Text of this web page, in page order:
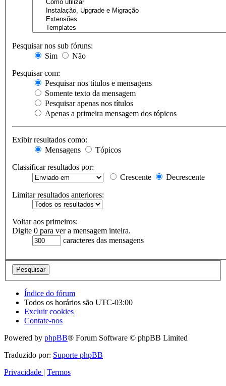
Pesquisar nos sub fóruns:
Sim
Não
Pesquisar com:
Pesquisar nos títulos e mensagens
Somente texto da mensagem
Pesquisar apenas nos títulos
Apenas a primeira mensagem dos tópicos
Exibir resultados como:
Mensagens
Tópicos
Classificar resultados por:
Crescente
Decrescente
Limitar resultados anteriores:
Voltar aos primeiros:
Digite 0 para ver a mensagem inteira.
caracteres das mensagens
Índice do fórum
Todos os horários são UTC-03:00
Excluir cookies
Contate-nos
Powered by phpBB® Forum Software © phpBB Limited
Traduzido por: Suporte phpBB
Privacidade | Termos